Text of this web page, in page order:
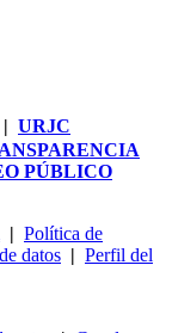
| URJC
PÚBLICO
| Política de
datos | Perfil del